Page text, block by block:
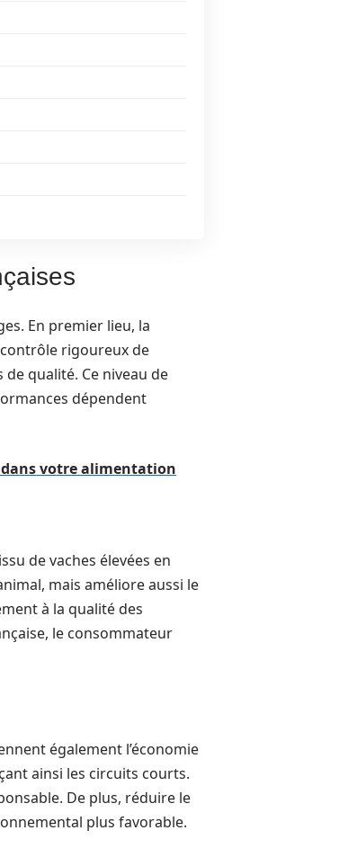
En premier lieu, la
rigoureux de
qualité. Ce niveau de
dépendent
votre alimentation
de vaches élevées en
mais améliore aussi le
à la qualité des
le consommateur
également l’économie
ainsi les circuits courts.
De plus, réduire le
plus favorable.